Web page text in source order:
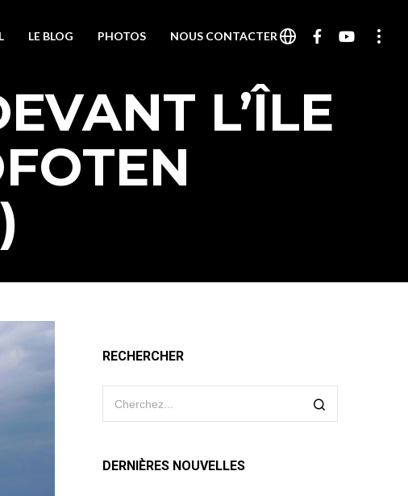
LE BLOG PHOTOS NOUS CONTACTER
L’ÎLE
RECHERCHER
DERNIÈRES NOUVELLES